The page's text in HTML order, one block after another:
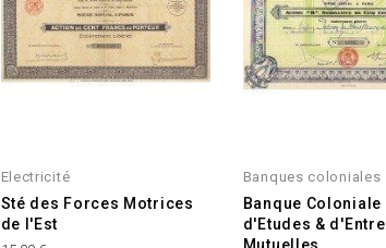
Electricité
Sté des Forces Motrices
de l'Est
Banques coloniales
Banque Coloniale
d'Etudes &